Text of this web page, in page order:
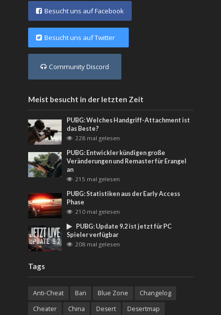
Besucht uns auf Facebook
Besucht uns auf Twitter
Community Discord
Meist besucht in der letzten Zeit
PUBG: Welches Handgriff-Attachment ist
das Beste?
228 mal gelesen
PUBG: Entwickler kündigen große
Veränderungen und Remaster für Erangel
an
215 mal gelesen
PUBG: Statistiken aus der Early Access
Phase
210 mal gelesen
PUBG: Update 9.2 ist jetzt für PC
Spieler verfügbar
208 mal gelesen
Tags
Anti-Cheat Ban Blue Zone
Changelog
Cheater
China Desert
Desertmap